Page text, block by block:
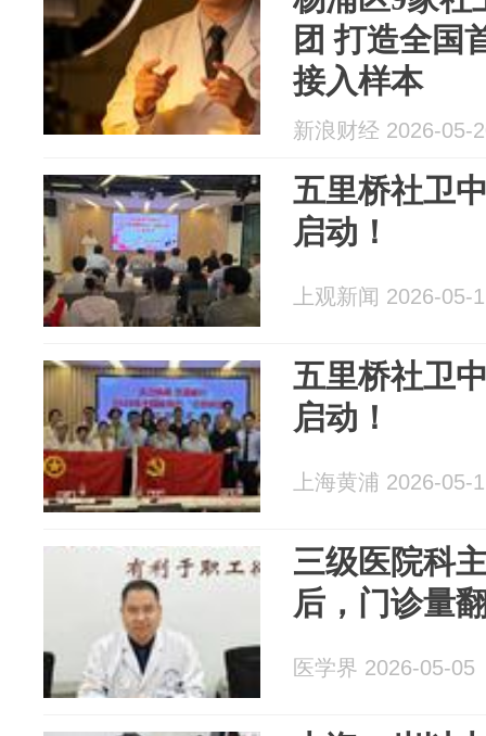
团 打造全国
接入样本
新浪财经 2026-05-
五里桥社卫
启动！
上观新闻 2026-05-
五里桥社卫
启动！
上海黄浦 2026-05-
三级医院科
后，门诊量
医学界 2026-05-05